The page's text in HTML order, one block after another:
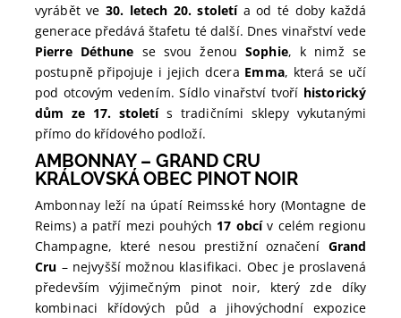
vyrábět ve 30. letech 20. stoletía od té doby každá
generace předává štafetu té další. Dnes vinařství vede
Pierre Déthune se svou ženouSophie, k nimž se
postupně připojuje i jejich dcera Emma, která se učí
pod otcovým vedením. Sídlo vinařství tvoří historický
dům ze 17. stoletís tradičními sklepy vykutanými
přímo do křídového podloží.
AMBONNAY – GRAND CRU
KRÁLOVSKÁ OBEC PINOT NOIR
Ambonnay leží na úpatí Reimsské hory (Montagne de
Reims) a patří mezi pouhých 17 obcív celém regionu
Champagne, které nesou prestižní označení Grand
Cru – nejvyšší možnou klasifikaci. Obec je proslavená
především výjimečným pinot noir, který zde díky
kombinaci křídových půd a jihovýchodní expozice